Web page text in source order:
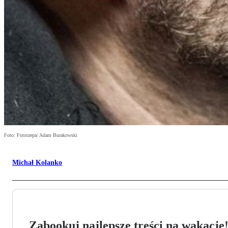
Foto: Fotorzepa/ Adam Burakowski
Michał Kolanko